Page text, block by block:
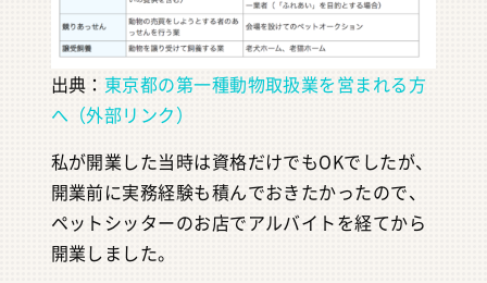
出典： 東京都の第一種動物取扱業を営まれる方
へ（外部リンク）
私が開業した当時は資格だけでもOKでしたが、
開業前に実務経験も積んでおきたかったので、
ペットシッターのお店でアルバイトを経てから
開業しました。